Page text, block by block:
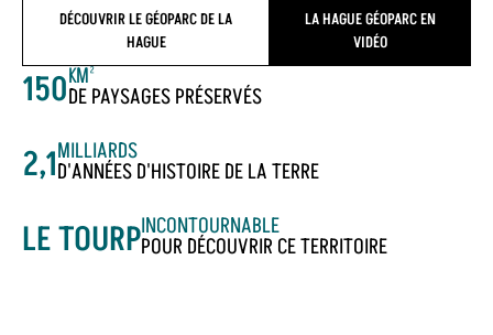
DÉCOUVRIR LE GÉOPARC DE LA
HAGUE
LA HAGUE GÉOPARC EN
VIDÉO
150KM²
DE PAYSAGES PRÉSERVÉS
2,1MILLIARDS
D'ANNÉES D'HISTOIRE DE LA TERRE
LE TOURPINCONTOURNABLE
POUR DÉCOUVRIR CE TERRITOIRE